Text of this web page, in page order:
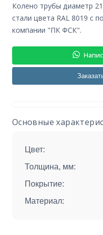
колено трубы диаметр 216 мм RAL 8019 из оцинкованной
стали цвета RAL 8019 с
компании "ПК ФСК".
Основные
Цвет:
Толщина, мм:
Покрытие:
Материал: